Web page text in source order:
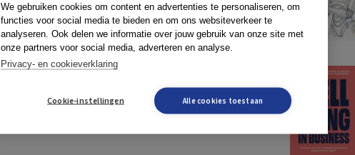
We gebruiken cookies om content en advertenties te personaliseren, om
functies voor social media te bieden en om ons websiteverkeer te
analyseren. Ook delen we informatie over jouw gebruik van onze site met
onze partners voor social media, adverteren en analyse.
Privacy- en cookieverklaring
Cookie-instellingen Alle cookies toestaan